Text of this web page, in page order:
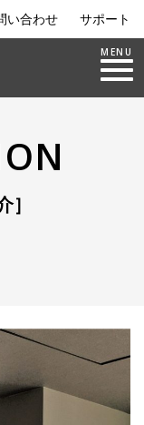
い合わせ サポート
Toggle
MENU
］